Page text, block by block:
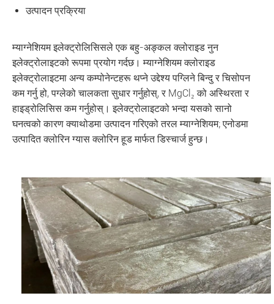
उत्पादन प्रक्रिया
म्याग्नेशियम इलेक्ट्रोलिसिसले एक बहु-अङ्कल क्लोराइड नुन
इलेक्ट्रोलाइटको रूपमा प्रयोग गर्दछ। म्याग्नेशियम क्लोराइड
इलेक्ट्रोलाइटमा अन्य कम्पोनेन्टहरू थप्ने उद्देश्य पग्लिने बिन्दु र चिसोपन
कम गर्नु हो, पग्लेको चालकता सुधार गर्नुहोस्, र MgCl₂ को अस्थिरता र
हाइड्रोलिसिस कम गर्नुहोस्। इलेक्ट्रोलाइटको भन्दा यसको सानो
घनत्वको कारण क्याथोडमा उत्पादन गरिएको तरल म्याग्नेशियम; एनोडमा
उत्पादित क्लोरिन ग्यास क्लोरिन हूड मार्फत डिस्चार्ज हुन्छ।